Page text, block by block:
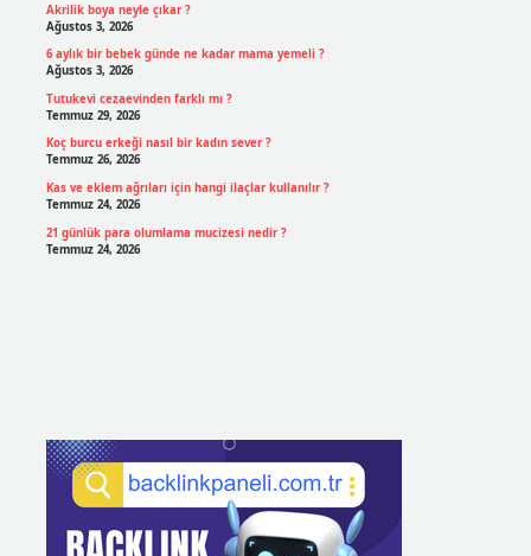
Akrilik boya neyle çıkar ?
Ağustos 3, 2026
6 aylık bir bebek günde ne kadar mama yemeli ?
Ağustos 3, 2026
Tutukevi cezaevinden farklı mı ?
Temmuz 29, 2026
Koç burcu erkeği nasıl bir kadın sever ?
Temmuz 26, 2026
Kas ve eklem ağrıları için hangi ilaçlar kullanılır ?
Temmuz 24, 2026
21 günlük para olumlama mucizesi nedir ?
Temmuz 24, 2026